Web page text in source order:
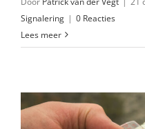
Signalering | 0 Reacties
Lees meer